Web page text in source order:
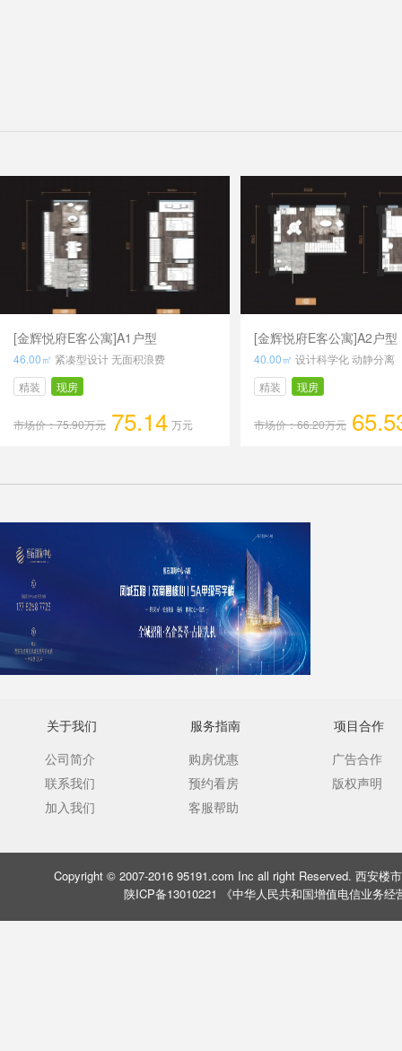
[金辉悦府E客公寓]A1户型
46.00㎡ 紧凑型设计 无面积浪费
精装
现房
市场价：75.90万元 75.14 万元
[金辉悦府E客公寓]A2户型
40.00㎡ 设计科学化 动静分离
精装
现房
市场价：66.20万元
关于我们
公司简介
联系我们
加入我们
服务指南
购房优惠
预约看房
客服帮助
项目合作
广告合作
版权声明
Copyright © 2007-2016 95191.com Inc all right Reserved. 西安楼
陕ICP备13010221 《中华人民共和国增值电信业务经